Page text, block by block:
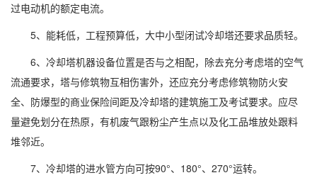
过电动机的额定电流。
5、能耗低，工程预算低，大中小型闭试冷却塔还要求品质轻。
6、冷却塔机器设备位置是否与之相配，除去充分考虑塔的空气
流通要求，塔与修筑物互相伤害外，还应充分考虑修筑物防火安
全、防爆型的商业保险间距及冷却塔的建筑施工及考试要求。应尽
量避免划分在热原，有机废气跟粉尘产生点以及化工品堆放处跟料
堆邻近。
7、冷却塔的进水管方向可按90°、180°、270°运转。